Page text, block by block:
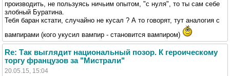
производить, не пользуясь ничьим опытом, "с нуля", то ты сам себе
злобный Буратина.
Тебя баран кстати, случайно не кусал ? А то говорят, тут аналогия с
вампирами (кого укусил вампир - становится вампиром)
Re: Так выглядит национальный позор. К героическому
торгу французов за "Мистрали"
20.05.15, 15:04